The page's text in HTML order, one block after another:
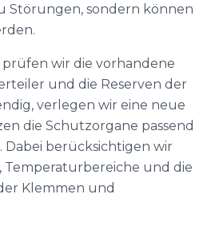
Störungen, sondern können
wir die vorhandene
und die Reserven der
verlegen wir eine neue
die Schutzorgane passend
Dabei berücksichtigen wir
Temperaturbereiche und die
Klemmen und